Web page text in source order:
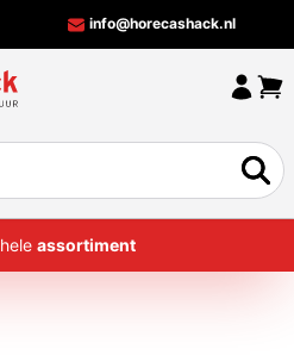
info@horecashack.nl
HOME
Bekijk hele assortiment